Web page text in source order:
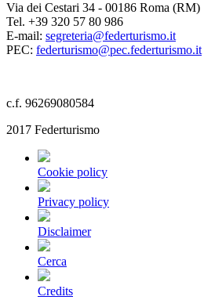
Via dei Cestari 34 - 00186 Roma (RM)
Tel. +39 320 57 80 986
E-mail: segreteria@federturismo.it
PEC: federturismo@pec.federturismo.it
c.f. 96269080584
2017 Federturismo
Cookie policy
Privacy policy
Disclaimer
Cerca
Credits